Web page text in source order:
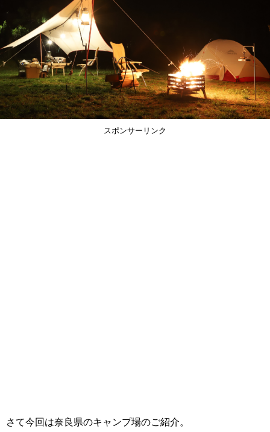
スポンサーリンク
さて今回は奈良県のキャンプ場のご紹介。